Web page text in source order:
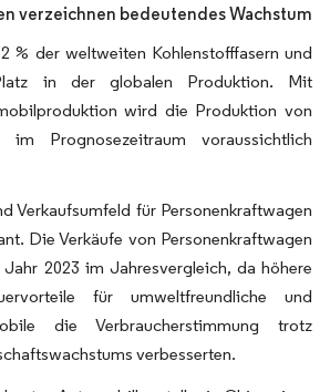
verzeichnen bedeutendes Wachstum
% der weltweiten Kohlenstofffasern und
in der globalen Produktion. Mit
wird die Produktion von
im Prognosezeitraum voraussichtlich
Verkaufsumfeld für Personenkraftwagen
Die Verkäufe von Personenkraftwagen
2023 im Jahresvergleich, da höhere
für umweltfreundliche und
die Verbraucherstimmung trotz
verbesserten.